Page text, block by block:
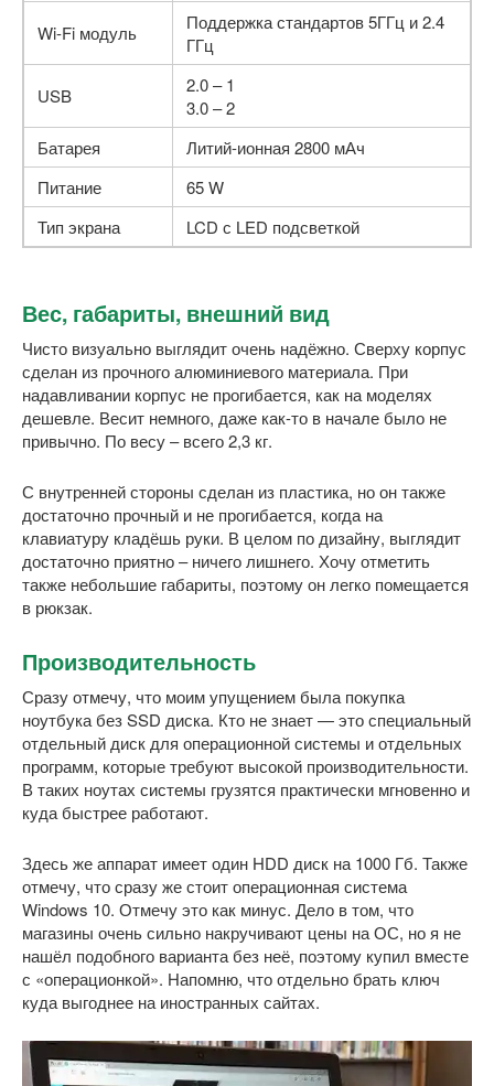
Wi-Fi модуль
Поддержка стандартов 5ГГц и 2.4
ГГц
USB
2.0 – 1
3.0 – 2
Батарея
Литий-ионная 2800 мАч
Питание
65 W
Тип экрана
LCD с LED подсветкой
Вес, габариты, внешний вид
Чисто визуально выглядит очень надёжно. Сверху корпус
сделан из прочного алюминиевого материала. При
надавливании корпус не прогибается, как на моделях
дешевле. Весит немного, даже как-то в начале было не
привычно. По весу – всего 2,3 кг.
С внутренней стороны сделан из пластика, но он также
достаточно прочный и не прогибается, когда на
клавиатуру кладёшь руки. В целом по дизайну, выглядит
достаточно приятно – ничего лишнего. Хочу отметить
также небольшие габариты, поэтому он легко помещается
в рюкзак.
Производительность
Сразу отмечу, что моим упущением была покупка
ноутбука без SSD диска. Кто не знает — это специальный
отдельный диск для операционной системы и отдельных
программ, которые требуют высокой производительности.
В таких ноутах системы грузятся практически мгновенно и
куда быстрее работают.
Здесь же аппарат имеет один HDD диск на 1000 Гб. Также
отмечу, что сразу же стоит операционная система
Windows 10. Отмечу это как минус. Дело в том, что
магазины очень сильно накручивают цены на ОС, но я не
нашёл подобного варианта без неё, поэтому купил вместе
с «операционкой». Напомню, что отдельно брать ключ
куда выгоднее на иностранных сайтах.